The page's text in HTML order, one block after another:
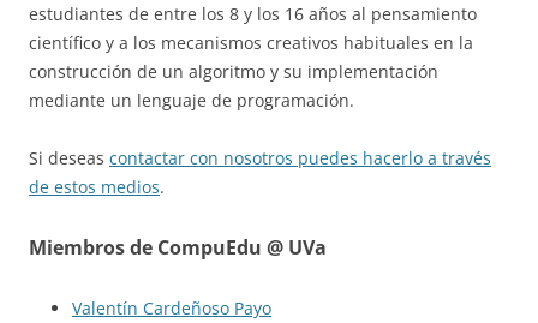
estudiantes de entre los 8 y los 16 años al pensamiento
científico y a los mecanismos creativos habituales en la
construcción de un algoritmo y su implementación
mediante un lenguaje de programación.
Si deseas contactar con nosotros puedes hacerlo a través
de estos medios.
Miembros de CompuEdu @ UVa
Valentín Cardeñoso Payo